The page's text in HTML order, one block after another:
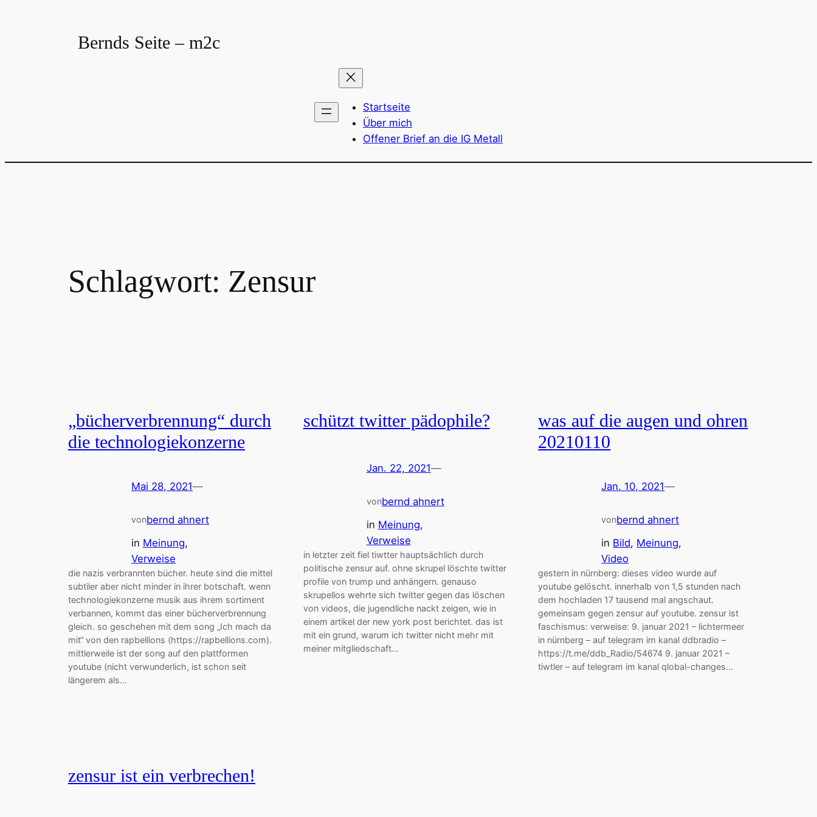
Bernds Seite – m2c
Startseite
Über mich
Offener Brief an die IG Metall
Schlagwort: Zensur
„bücherverbrennung“ durch
die technologiekonzerne
Mai 28, 2021—
vonbernd ahnert
in Meinung
Verweise
die nazis verbrannten bücher. heute sind die mittel
subtiler aber nicht minder in ihrer botschaft. wenn
technologiekonzerne musik aus ihrem sortiment
verbannen, kommt das einer bücherverbrennung
gleich. so geschehen mit dem song „Ich mach da
mit“ von den rapbellions (https://rapbellions.com).
mittlerweile ist der song auf den plattformen
youtube (nicht verwunderlich, ist schon seit
längerem als…
schützt twitter pädophile?
Jan. 22, 2021—
vonbernd ahnert
in Meinung
Verweise
in letzter zeit fiel tiwtter hauptsächlich durch
politische zensur auf. ohne skrupel löschte twitter
profile von trump und anhängern. genauso
skrupellos wehrte sich twitter gegen das löschen
von videos, die jugendliche nackt zeigen, wie in
einem artikel der new york post berichtet. das ist
mit ein grund, warum ich twitter nicht mehr mit
meiner mitgliedschaft…
was auf die augen und ohren
20210110
Jan. 10, 2021—
vonbernd ahnert
in Bild, Meinung
Video
gestern in nürnberg: dieses video wurde auf
youtube gelöscht. innerhalb von 1,5 stunden nach
dem hochladen 17 tausend mal angschaut.
gemeinsam gegen zensur auf youtube. zensur ist
faschismus: verweise: 9. januar 2021 – lichtermeer
in nürnberg – auf telegram im kanal ddbradio –
https://t.me/ddb_Radio/54674 9. januar 2021 –
tiwtler – auf telegram im kanal qlobal-changes…
zensur ist ein verbrechen!